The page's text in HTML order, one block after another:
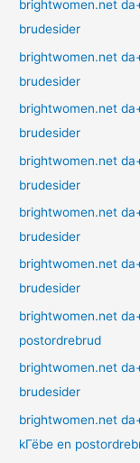
brightwomen.net
brudesider
brightwomen.net
brudesider
brightwomen.net
brudesider
brightwomen.net
brudesider
brightwomen.net
brudesider
brightwomen.net
brudesider
brightwomen.net
postordrebrud
brightwomen.net
brudesider
brightwomen.net
kГёbe en